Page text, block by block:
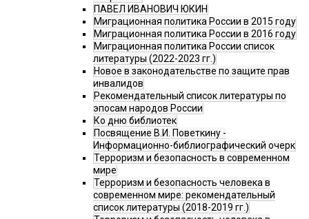
ПАВЕЛ ИВАНОВИЧ ЮКИН
Миграционная политика России в 2015 году
Миграционная политика России в 2016 году
Миграционная политика России список
литературы (2022-2023 гг.)
Новое в законодательстве по защите прав
инвалидов
Рекомендательный список литературы по
эпосам народов России
Ко дню библиотек
Посвящение В.И. Поветкину -
Информационно-библиографический очерк
Терроризм и безопасность в современном
мире
Терроризм и безопасность человека в
современном мире: рекомендательный
список литературы (2018-2019 гг.)